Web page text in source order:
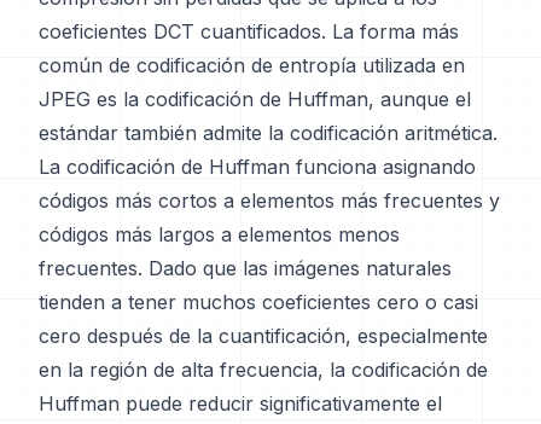
coeficientes DCT cuantificados. La forma más
común de codificación de entropía utilizada en
JPEG es la codificación de Huffman, aunque el
estándar también admite la codificación aritmética.
La codificación de Huffman funciona asignando
códigos más cortos a elementos más frecuentes y
códigos más largos a elementos menos
frecuentes. Dado que las imágenes naturales
tienden a tener muchos coeficientes cero o casi
cero después de la cuantificación, especialmente
en la región de alta frecuencia, la codificación de
Huffman puede reducir significativamente el